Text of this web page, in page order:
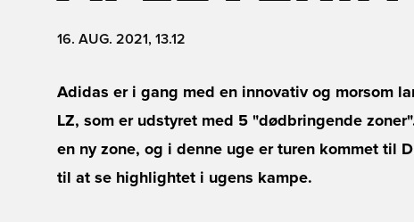
16. AUG. 2021, 13.12
Adidas er i gang med en innovativ og morsom
LZ, som er udstyret med 5 "dødbringende
en ny zone, og i denne uge er turen kommet til
til at se highlightet i ugens kampe.